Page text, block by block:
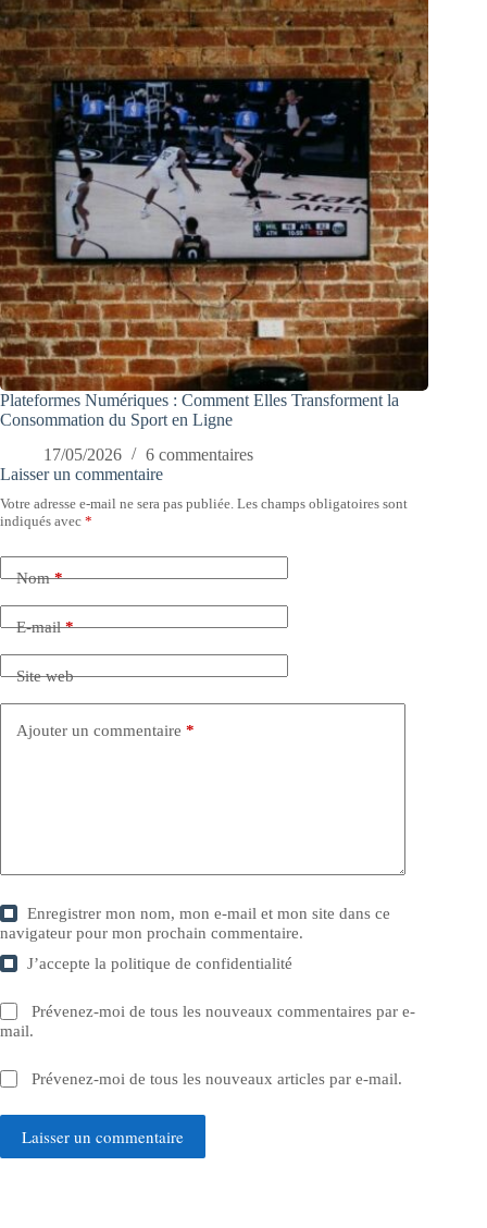
Plateformes Numériques : Comment Elles Transforment la
Consommation du Sport en Ligne
17/05/2026
6 commentaires
Laisser un commentaire
Votre adresse e-mail ne sera pas publiée. Les champs obligatoires sont
indiqués avec *
Nom*
E-mail*
Site web
Ajouter un commentaire *
Enregistrer mon nom, mon e-mail et mon site dans ce
navigateur pour mon prochain commentaire.
J’accepte lapolitique de confidentialité
Prévenez-moi de tous les nouveaux commentaires par e-
mail.
Prévenez-moi de tous les nouveaux articles par e-mail.
Laisser un commentaire